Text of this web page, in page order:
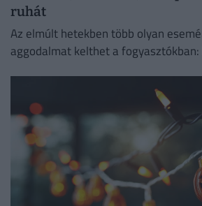
ruhát
Az elmúlt hetekben több olyan
aggodalmat kelthet a